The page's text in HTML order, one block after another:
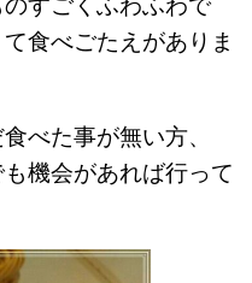
すごくふわふわで
食べごたえがありま
べた事が無い方、
機会があれば行って